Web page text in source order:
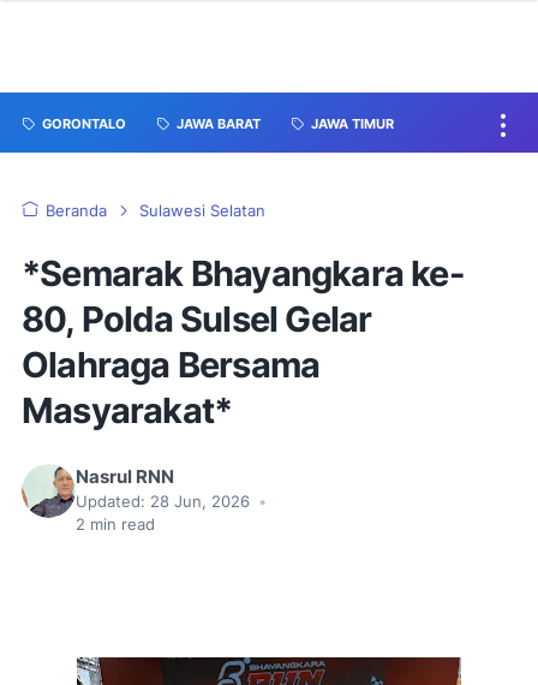
GORONTALO JAWA BARAT JAWA TIMUR
Beranda Sulawesi Selatan
*Semarak Bhayangkara ke-
80, Polda Sulsel Gelar
Olahraga Bersama
Masyarakat*
Nasrul RNN
Updated: 28 Jun, 2026 •
2 min read